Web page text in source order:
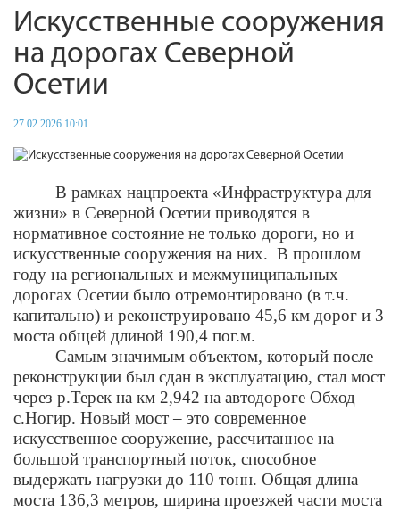
Искусственные сооружения
на дорогах Северной
Осетии
27.02.2026 10:01
В рамках нацпроекта «Инфраструктура для
жизни» в Северной Осетии приводятся в
нормативное состояние не только дороги, но и
искусственные сооружения на них. В прошлом
году на региональных и межмуниципальных
дорогах Осетии было отремонтировано (в т.ч.
капитально) и реконструировано 45,6 км дорог и 3
моста общей длиной 190,4 пог.м.
Самым значимым объектом, который после
реконструкции был сдан в эксплуатацию, стал мост
через р.Терек на км 2,942 на автодороге Обход
с.Ногир. Новый мост – это современное
искусственное сооружение, рассчитанное на
большой транспортный поток, способное
выдержать нагрузки до 110 тонн. Общая длина
моста 136,3 метров, ширина проезжей части моста